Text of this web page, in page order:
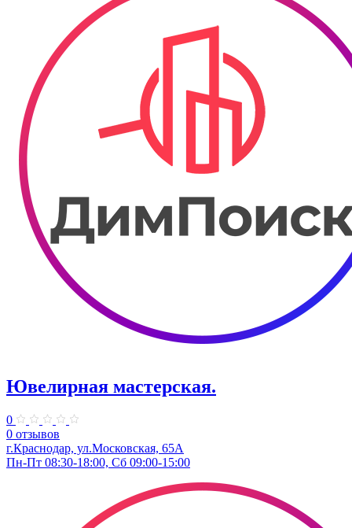
Ювелирная мастерская.
0
0 отзывов
г.Краснодар, ул.​Московская, 65А
Пн-Пт 08:30-18:00, Сб 09:00-15:00